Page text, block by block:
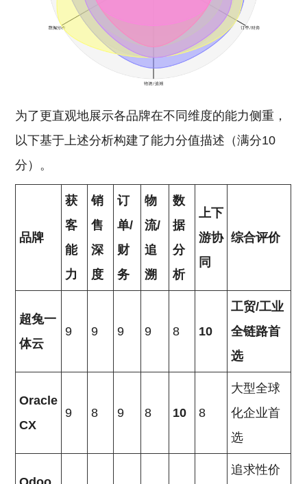
为了更直观地展示各品牌在不同维度的能力侧重，
以下基于上述分析构建了能力分值描述（满分10
分）。
品牌
获
客
能
力
销
售
深
度
订
单/
财
务
物
流/
追
溯
数
据
分
析
上下
游协
同
综合评价
超兔一
体云
9 9 9 9 8 10
工贸/工业
全链路首
选
Oracle
CX
9 8 9 8 10 8
大型全球
化企业首
选
追求性价